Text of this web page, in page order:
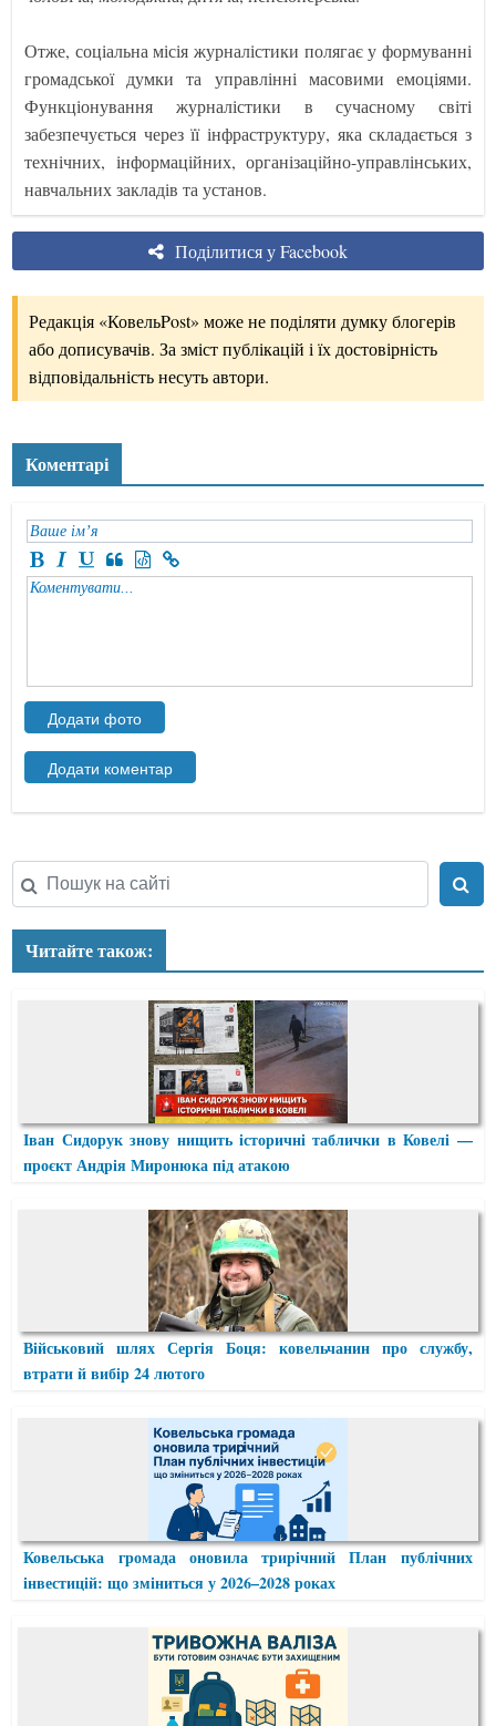
Отже, соціальна місія журналістики полягає у формуванні
громадської думки та управлінні масовими емоціями.
Функціонування журналістики в сучасному світі
забезпечується через її інфраструктуру, яка складається з
технічних, інформаційних, організаційно-управлінських,
навчальних закладів та установ.
Поділитися у Facebook
Редакція «КовельPost» може не поділяти думку блогерів
або дописувачів. За зміст публікацій і їх достовірність
відповідальність несуть автори.
Коментарі
Читайте також:
Іван Сидорук знову нищить історичні таблички в Ковелі —
проєкт Андрія Миронюка під атакою
Військовий шлях Сергія Боця: ковельчанин про службу,
втрати й вибір 24 лютого
Ковельська громада оновила трирічний План публічних
інвестицій: що зміниться у 2026–2028 роках